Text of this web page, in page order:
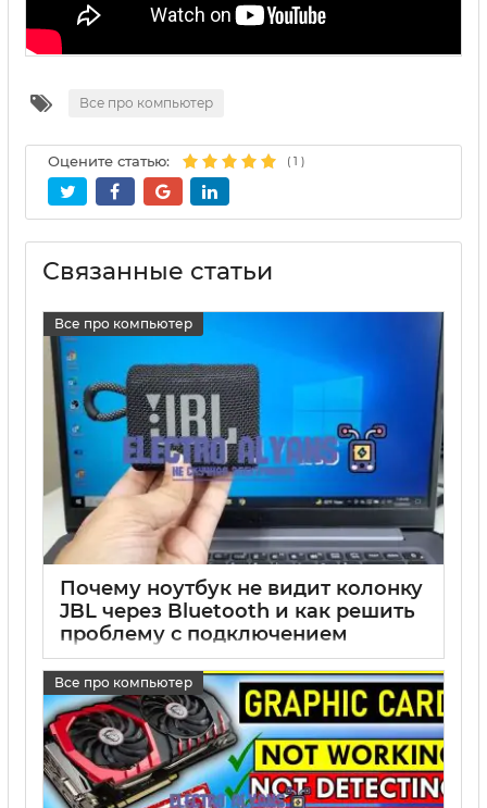
Все про компьютер
Оцените статью: ( 1 )
Связанные статьи
Все про компьютер
Почему ноутбук не видит колонку
JBL через Bluetooth и как решить
проблему с подключением
Все про компьютер